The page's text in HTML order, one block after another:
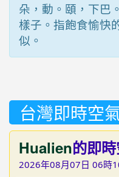
朵，動。頤，下巴
樣子。指飽食愉快
似。
台灣即時空
Hualien的即
2026年08月07日 06時